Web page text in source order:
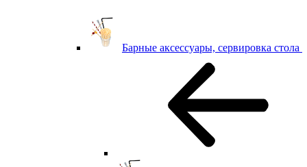
Барные аксессуары, сервировка стола